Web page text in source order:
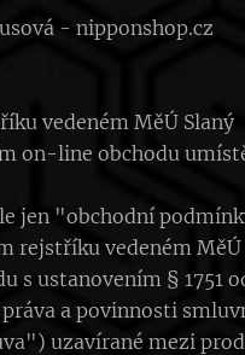
- nipponshop.cz
vedeném MěÚ Slaný
on-line obchodu
jen "obchodní
rejstříku vedeném
ustanovením § 1751
a povinnosti
uzavírané mezi